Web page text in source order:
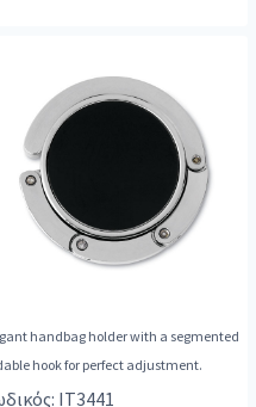
handbag holder with a segmented
hook for perfect adjustment.
IT3441